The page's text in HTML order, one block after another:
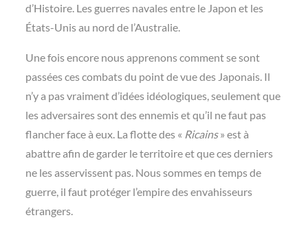
d’Histoire. Les guerres navales entre le Japon et les
États-Unis au nord de l’Australie.
Une fois encore nous apprenons comment se sont
passées ces combats du point de vue des Japonais. Il
n’y a pas vraiment d’idées idéologiques, seulement que
les adversaires sont des ennemis et qu’il ne faut pas
flancher face à eux. La flotte des « Ricains» est à
abattre afin de garder le territoire et que ces derniers
ne les asservissent pas. Nous sommes en temps de
guerre, il faut protéger l’empire des envahisseurs
étrangers.